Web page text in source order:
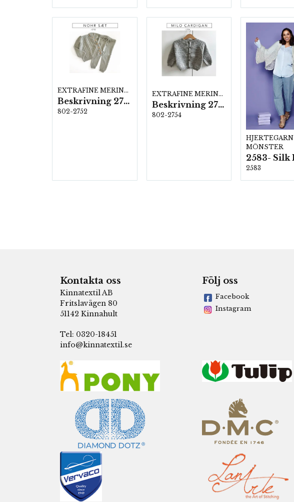
EXTRAFINE MERINO 150
Beskrivning 2752
802-2752
EXTRAFINE MERINO 150
Beskrivning 2754
802-2754
HJERTEGARN
MÖNSTER
2583
Kontakta oss
Kinnatextil AB
Fritslavägen 80
51142 Kinnahult
Tel: 0320-18451
info@kinnatextil.se
Följ oss
Facebook
Instagram